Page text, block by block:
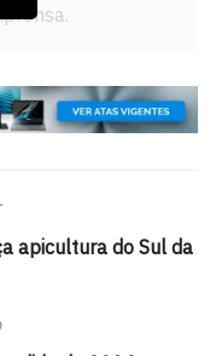
“Vimos agora
Nacional,
para 40. A França,
de até 80 horas
diárias de trabalho
A razão disso é
de sua
apicultura do Sul da